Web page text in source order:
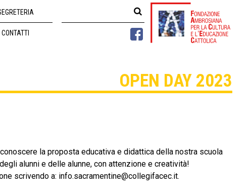
CONTATTI
OPEN DAY 2023
la proposta educativa e didattica della nostra scuola
alunni e delle alunne, con attenzione e creatività!
scrivendo a: info.sacramentine@collegifacec.it.